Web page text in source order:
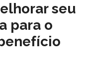
seu
para o